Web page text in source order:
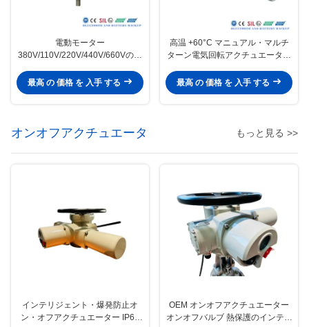
電動モーター
380V/110V/220V/440V/660Vの電
ツバルブのための熱保護
最高 の 価格 を 入手 する
高温 +60°C マニュアル・マルチ
ターン電気回転アクチュエーター
最高 の 価格 を 入手 する
オンオフアクチュエータ もっと見る >>
インテリジェント・爆発防止オ
ン・オフアクチュエーター IP67
OEM オンオフアクチュエーター
オンオフバルブ 熱保護のインテリ